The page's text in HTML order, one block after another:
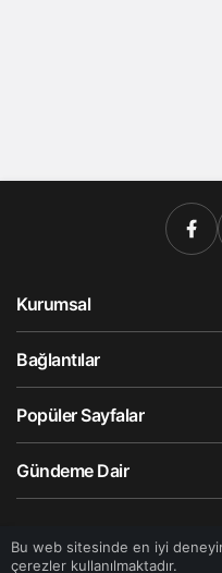
Bu web sitesinde en iyi
çerezler kullanılmaktadır.
Kurumsal
Bağlantılar
Popüler Sayfalar
Gündeme Dair
© Telif Hakkı 2026, Tüm